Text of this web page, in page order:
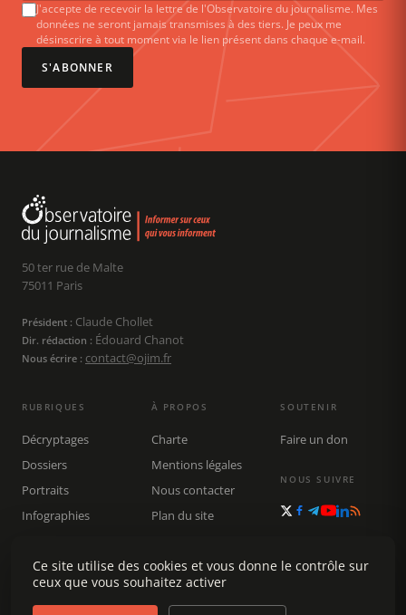
J'accepte de recevoir la lettre de l'Observatoire du journalisme. Mes
données ne seront jamais transmises à des tiers. Je peux me
désinscrire à tout moment via le lien présent dans chaque e-mail.
S'ABONNER
50 ter rue de Malte
75011 Paris
Président : Claude Chollet
Dir. rédaction : Édouard Chanot
Nous écrire : contact@ojim.fr
RUBRIQUES
Décryptages
Dossiers
Portraits
Infographies
Rechercher
À PROPOS
Charte
Mentions légales
Nous contacter
Plan du site
SOUTENIR
Faire un don
NOUS SUIVRE
Ce site utilise des cookies et vous donne le contrôle sur
ceux que vous souhaitez activer